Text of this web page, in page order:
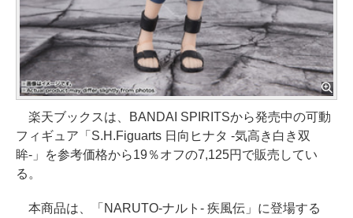
楽天ブックスは、BANDAI SPIRITSから発売中の可動
フィギュア「S.H.Figuarts 日向ヒナタ -気高き白き双
眸-」を参考価格から19％オフの7,125円で販売してい
る。
本商品は、「NARUTO-ナルト- 疾風伝」に登場する